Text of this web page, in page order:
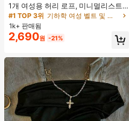
1개 여성용 허리 로프, 미니멀리스트
보헤미안 패션 매듭 허리 벨트, 드레
스, 캐주얼 팬츠와 함께 일상 착용에
적합한 장식용 허리 액세서리
거의 매진!
#1 TOP 3위
기하학 여성 벨트 및 벨트 액세서리
거의 매진!
#1 TOP 3위
기하학 여성 벨트 및 벨트 액세서리
거의 매진!
#1 TOP 3위
1k+ 판매됨
2,690원 -21%